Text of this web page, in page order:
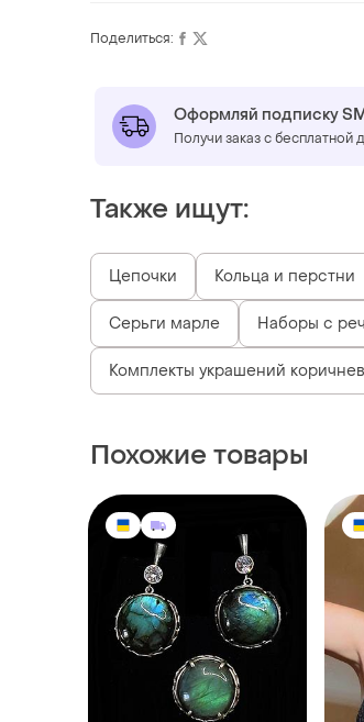
Поделиться:
Оформляй подписку
Получи заказ с бесплатной
Также ищут:
Цепочки Кольца и перстни
Серьги марле Наборы с
Комплекты украшений
Похожие товары